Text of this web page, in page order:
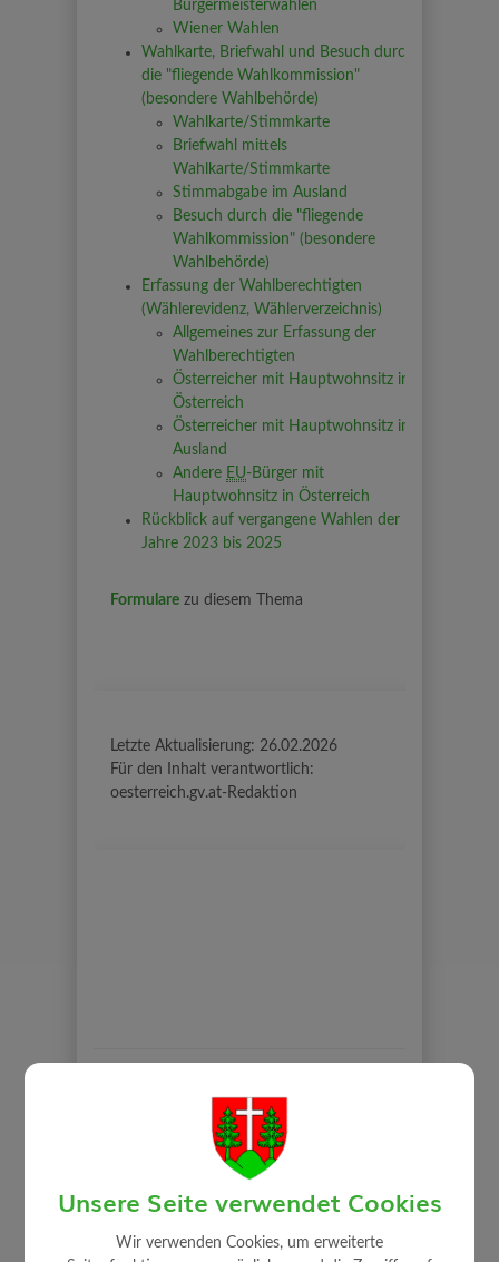
Bürgermeisterwahlen
Wiener Wahlen
Wahlkarte, Briefwahl und Besuch durch
die "fliegende Wahlkommission"
(besondere Wahlbehörde)
Wahlkarte/Stimmkarte
Briefwahl mittels
Wahlkarte/Stimmkarte
Stimmabgabe im Ausland
Besuch durch die "fliegende
Wahlkommission" (besondere
Wahlbehörde)
Erfassung der Wahlberechtigten
(Wählerevidenz, Wählerverzeichnis)
Allgemeines zur Erfassung der
Wahlberechtigten
Österreicher mit Hauptwohnsitz in
Österreich
Österreicher mit Hauptwohnsitz im
Ausland
Andere EU-Bürger mit
Hauptwohnsitz in Österreich
Rückblick auf vergangene Wahlen der
Jahre 2023 bis 2025
Formulare zu diesem Thema
Letzte Aktualisierung: 26.02.2026
Für den Inhalt verantwortlich:
oesterreich.gv.at-Redaktion
BÜRGERSERVICE
Bauen/Wohnen
Bildungsangebote
Unsere Seite verwendet Cookies
Wir verwenden Cookies, um erweiterte